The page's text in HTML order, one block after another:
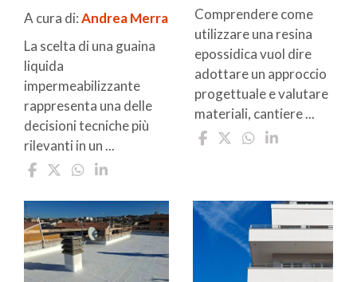
A cura di:Andrea Merra
La scelta di una guaina
liquida
impermeabilizzante
rappresenta una delle
decisioni tecniche più
rilevanti in un ...
Comprendere come
utilizzare una resina
epossidica vuol dire
adottare un approccio
progettuale e valutare
materiali, cantiere ...